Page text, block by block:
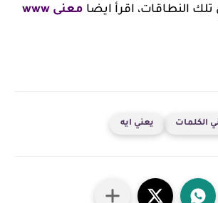
النطاقات، اقرأ ايضا
معنى www
الكلمات يعني ايه